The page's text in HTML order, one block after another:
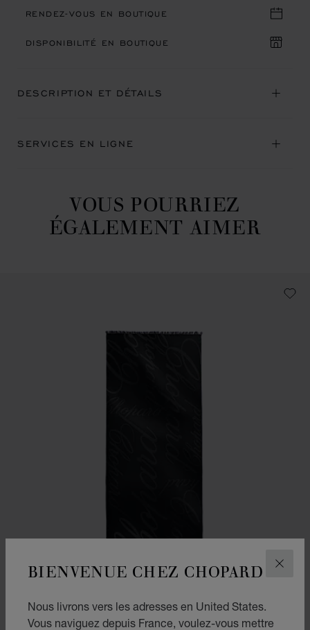
BIENVENUE CHEZ CHOPARD
Nous livrons vers les adresses en United States.
Vous naviguez depuis France, voulez-vous mettre
RENDEZ-VOUS EN BOUTIQUE
DISPONIBILITÉ EN BOUTIQUE
DESCRIPTION ET DÉTAILS
SERVICES EN LIGNE
VOUS POURRIEZ
ÉGALEMENT AIMER